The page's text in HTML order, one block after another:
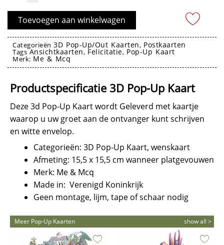
Kaart
-
Planetarium
aantal
Toevoegen aan winkelwagen
Categorieën 3D Pop-Up/Out Kaarten, Postkaarten
Tags Ansichtkaarten, Felicitatie, Pop-Up Kaart
Merk: Me & Mcq
Productspecificatie 3D Pop-Up Kaart
Deze 3d Pop-Up Kaart wordt Geleverd met kaartje
waarop u uw groet aan de ontvanger kunt schrijven
en witte envelop.
Categorieën: 3D Pop-Up Kaart, wenskaart
Afmeting: 15,5 x 15,5 cm wanneer platgevouwen
Merk: Me & Mcq
Made in: Verenigd Koninkrijk
Geen montage, lijm, tape of schaar nodig
Meer Pop-Up Kaarten show all >